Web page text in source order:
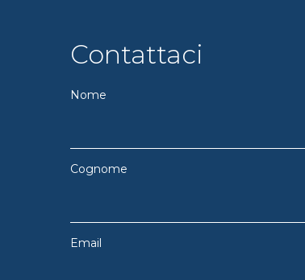
Contattaci
Nome
Cognome
Email